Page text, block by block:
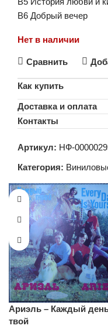
B6 Добрый вечер
Нет в наличии
Сравнить
Как купить
Доставка и оплата
Контакты
Артикул: НФ-
Категория:
Ариэль – Каждый
твой